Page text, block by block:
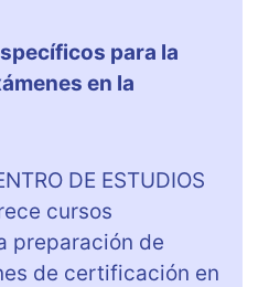
para la
en la
DE ESTUDIOS
cursos
preparación de
de certificación en